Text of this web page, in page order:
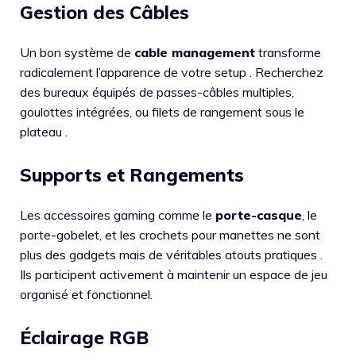
Gestion des Câbles
Un bon système de cable management transforme
radicalement l’apparence de votre setup . Recherchez
des bureaux équipés de passes-câbles multiples,
goulottes intégrées, ou filets de rangement sous le
plateau .
Supports et Rangements
Les accessoires gaming comme le porte-casque, le
porte-gobelet, et les crochets pour manettes ne sont
plus des gadgets mais de véritables atouts pratiques .
Ils participent activement à maintenir un espace de jeu
organisé et fonctionnel.
Éclairage RGB